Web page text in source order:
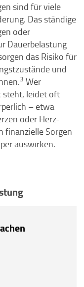
sind für viele
Das ständige
oder
Dauerbelastung
das Risiko für
und
3 Wer
steht, leidet oft
– etwa
oder Herz-
finanzielle Sorgen
auswirken.